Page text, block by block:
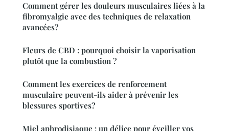
Comment gérer les douleurs musculaires liées à la
fibromyalgie avec des techniques de relaxation
avancées?
Fleurs de CBD : pourquoi choisir la vaporisation
plutôt que la combustion ?
Comment les exercices de renforcement
musculaire peuvent-ils aider à prévenir les
blessures sportives?
Miel aphrodisiaque : un délice pour éveiller vos